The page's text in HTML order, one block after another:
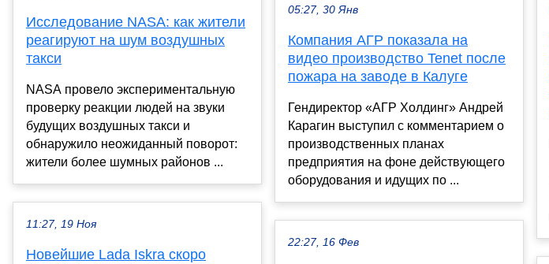
Исследование NASA: как жители
реагируют на шум воздушных
такси
NASA провело экспериментальную
проверку реакции людей на звуки
будущих воздушных такси и
обнаружило неожиданный поворот:
жители более шумных районов ...
11:27, 19 Ноя
Новейшие Lada Iskra скоро
05:27, 30 Янв
Компания АГР показала на
видео производство Tenet после
пожара на заводе в Калуге
Гендиректор «АГР Холдинг» Андрей
Карагин выступил с комментарием о
производственных планах
предприятия на фоне действующего
оборудования и идущих по ...
22:27, 16 Фев